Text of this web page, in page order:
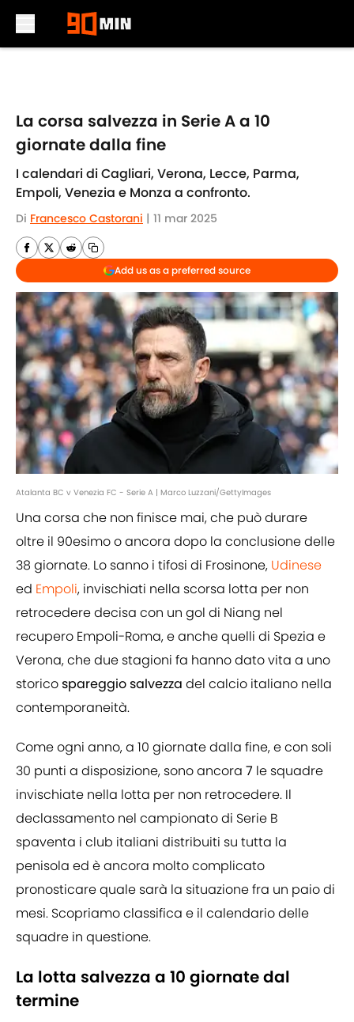
La corsa salvezza in Serie A a 10
giornate dalla fine
I calendari di Cagliari, Verona, Lecce, Parma,
Empoli, Venezia e Monza a confronto.
Di Francesco Castorani | 11 mar 2025
Add us as a preferred source
Atalanta BC v Venezia FC - Serie A | Marco Luzzani/GettyImages
Una corsa che non finisce mai, che può durare
oltre il 90esimo o ancora dopo la conclusione delle
38 giornate. Lo sanno i tifosi di Frosinone, Udinese
ed Empoli, invischiati nella scorsa lotta per non
retrocedere decisa con un gol di Niang nel
recupero Empoli-Roma, e anche quelli di Spezia e
Verona, che due stagioni fa hanno dato vita a uno
storicospareggio salvezza del calcio italiano nella
contemporaneità.
Come ogni anno, a 10 giornate dalla fine, e con soli
30 punti a disposizione, sono ancora 7 le squadre
invischiate nella lotta per non retrocedere. Il
declassamento nel campionato di Serie B
spaventa i club italiani distribuiti su tutta la
penisola ed è ancora molto complicato
pronosticare quale sarà la situazione fra un paio di
mesi. Scopriamo classifica e il calendario delle
squadre in questione.
La lotta salvezza a 10 giornate dal
termine